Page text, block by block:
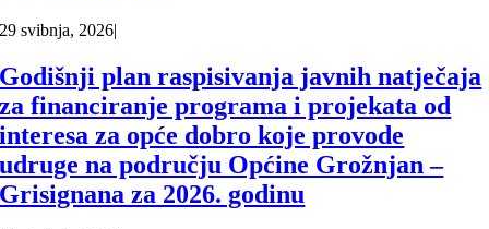
29 svibnja, 2026|
Godišnji plan raspisivanja javnih natječaja
za financiranje programa i projekata od
interesa za opće dobro koje provode
udruge na području Općine Grožnjan –
Grisignana za 2026. godinu